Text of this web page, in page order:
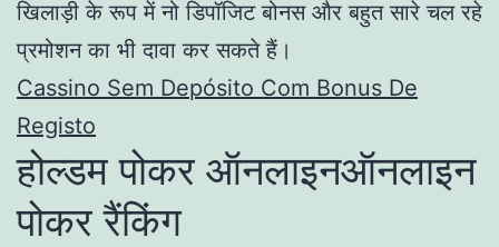
खिलाड़ी के रूप में नो डिपॉजिट बोनस और बहुत सारे चल रहे
प्रमोशन का भी दावा कर सकते हैं।
Cassino Sem Depósito Com Bonus De
Registo
होल्डम पोकर ऑनलाइनऑनलाइन
पोकर रैंकिंग